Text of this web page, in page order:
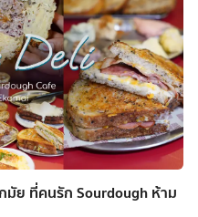
มัย ที่คนรัก Sourdough ห้าม